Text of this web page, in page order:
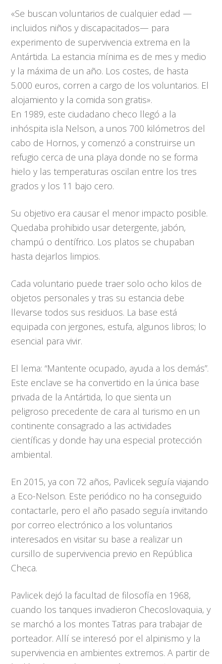
«Se buscan voluntarios de cualquier edad —
incluidos niños y discapacitados— para
experimento de supervivencia extrema en la
Antártida. La estancia mínima es de mes y medio
y la máxima de un año. Los costes, de hasta
5.000 euros, corren a cargo de los voluntarios. El
alojamiento y la comida son gratis».
En 1989, este ciudadano checo llegó a la
inhóspita isla Nelson, a unos 700 kilómetros del
cabo de Hornos, y comenzó a construirse un
refugio cerca de una playa donde no se forma
hielo y las temperaturas oscilan entre los tres
grados y los 11 bajo cero.
Su objetivo era causar el menor impacto posible.
Quedaba prohibido usar detergente, jabón,
champú o dentífrico. Los platos se chupaban
hasta dejarlos limpios.
Cada voluntario puede traer solo ocho kilos de
objetos personales y tras su estancia debe
llevarse todos sus residuos. La base está
equipada con jergones, estufa, algunos libros; lo
esencial para vivir.
El lema: “Mantente ocupado, ayuda a los demás”.
Este enclave se ha convertido en la única base
privada de la Antártida, lo que sienta un
peligroso precedente de cara al turismo en un
continente consagrado a las actividades
científicas y donde hay una especial protección
ambiental.
En 2015, ya con 72 años, Pavlicek seguía viajando
a Eco-Nelson. Este periódico no ha conseguido
contactarle, pero el año pasado seguía invitando
por correo electrónico a los voluntarios
interesados en visitar su base a realizar un
cursillo de supervivencia previo en República
Checa.
Pavlicek dejó la facultad de filosofía en 1968,
cuando los tanques invadieron Checoslovaquia, y
se marchó a los montes Tatras para trabajar de
porteador. Allí se interesó por el alpinismo y la
supervivencia en ambientes extremos. A partir de